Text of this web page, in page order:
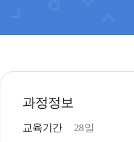
과정정보
교육기간
28일